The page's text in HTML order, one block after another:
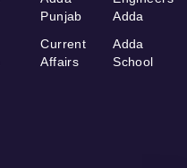
Punjab
Current
Affairs
Adda
Adda
School